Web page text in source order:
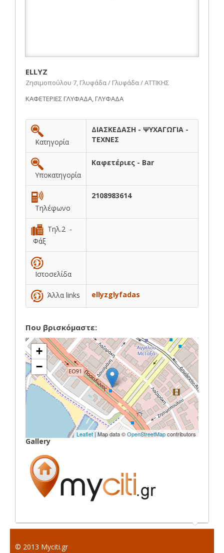
ELLYZ
Ζησιμοπούλου 7, Γλυφάδα / Γλυφάδα / ΑΤΤΙΚΗΣ
ΚΑΦΕΤΕΡΙΕΣ ΓΛΥΦΑΔΑ, ΓΛΥΦΑΔΑ
Κατηγορία
ΔΙΑΣΚΕΔΑΣΗ - ΨΥΧΑΓΩΓΙΑ -
ΤΕΧΝΕΣ
Υποκατηγορία
Καφετέριες - Bar
Τηλέφωνο
2108983614
Τηλ.2 -
Φάξ
Ιστοσελίδα
Άλλα links ellyzglyfadas
Που βρισκόμαστε:
+
−
Leaflet | Map data ©OpenStreetMapcontributors
Gallery
© 2013 Myciti.gr